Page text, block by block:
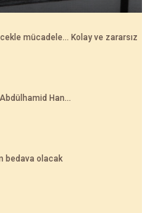
mücadele... Kolay ve zararsız
Han...
bedava olacak